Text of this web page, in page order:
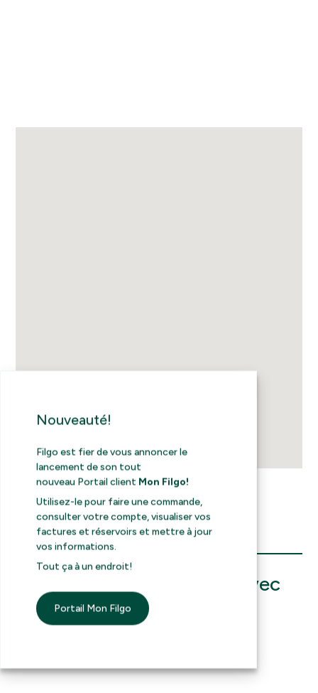
Besoin de communiquer avec
nous?
Nouveauté!
Filgo est fier de vous annoncer le
lancement de son tout
nouveau Portail client Mon Filgo!
Utilisez-le pour faire une commande,
consulter votre compte, visualiser vos
factures et réservoirs et mettre à jour
vos informations.
Tout ça à un endroit!
Portail Mon Filgo